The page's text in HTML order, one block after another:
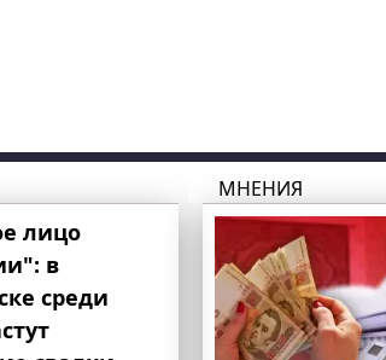
лицо
в
среди
МНЕНИЯ